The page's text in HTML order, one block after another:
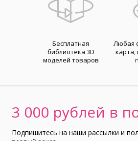
Бесплатная
библиотека 3D
моделей товаров
Любая
карта,
3 000 рублей в
Подпишитесь на наши рассылки и